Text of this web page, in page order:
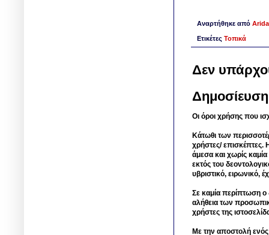
Αναρτήθηκε από
Ετικέτες Τοπικά
Δεν
Οι όροι χρήσης που
Κάτωθι των
χρήστες/ επισκέπτες.
άμεσα και χωρίς
εκτός του
υβριστικό, ειρωνικό,
Σε καμία περίπτωση ο
αλήθεια των
χρήστες της
Με την αποστολή